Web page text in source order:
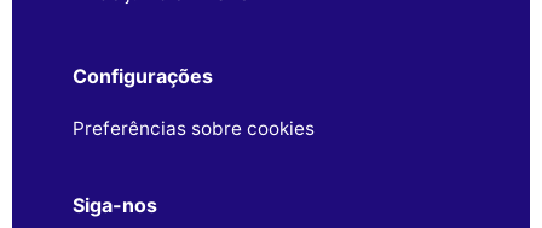
Configurações
Preferências sobre cookies
Siga-nos